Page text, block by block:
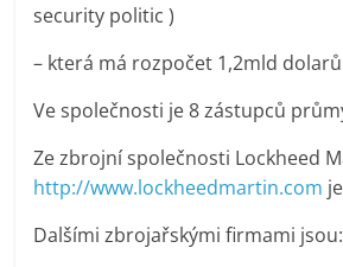
security politic )
– která má rozpočet 1,2mld
Ve společnosti je 8 zástupců
Ze zbrojní společnosti Lockheed
http://www.lockheedmartin.com
Dalšími zbrojařskými firmami jsou: